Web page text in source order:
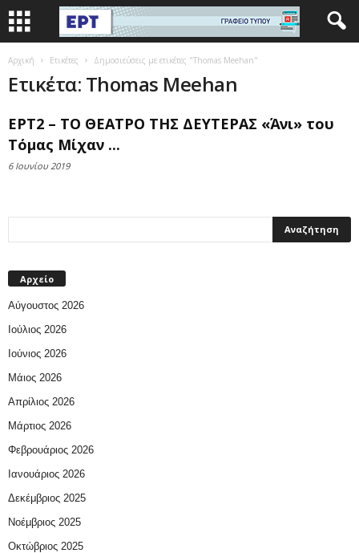
Αρχική Ετικέτες Δημοσιεύσεις με ετικέτες "Thomas Meehan"
Ετικέτα: Thomas Meehan
ΕΡΤ2 – ΤΟ ΘΕΑΤΡΟ ΤΗΣ ΔΕΥΤΕΡΑΣ «Άνι» του
Τόμας Μίχαν ...
6 Ιουνίου 2019
Αρχείο
Αύγουστος 2026
Ιούλιος 2026
Ιούνιος 2026
Μάιος 2026
Απρίλιος 2026
Μάρτιος 2026
Φεβρουάριος 2026
Ιανουάριος 2026
Δεκέμβριος 2025
Νοέμβριος 2025
Οκτώβριος 2025